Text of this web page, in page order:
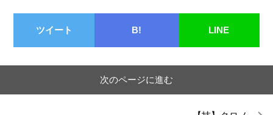
ツイート B! LINE
次のページに進む